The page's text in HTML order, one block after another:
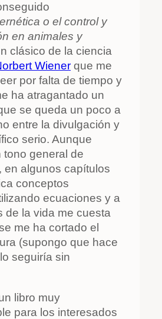
o el control y
en animales y
clásico de la ciencia
Wiener que me
por falta de tiempo y
ha atragantado un
se queda un poco a
entre la divulgación y
serio. Aunque
tono general de
en algunos capítulos
conceptos
ecuaciones y a
de la vida me cuesta
me ha cortado el
(supongo que hace
seguiría sin
libro muy
para los interesados